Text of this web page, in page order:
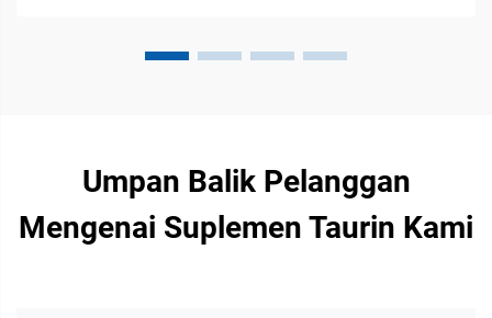
Umpan Balik Pelanggan
Mengenai Suplemen Taurin Kami